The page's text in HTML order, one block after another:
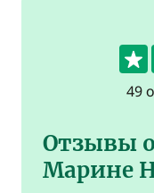
4.6
49
Отзывы
Марине